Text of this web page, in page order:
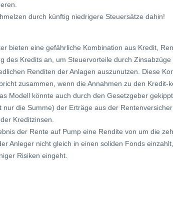
durch künftig niedrigere Steuersätze dahin!
bieten eine gefährliche Kombination aus Kredit,
des Kredits an, um Steuervorteile durch
Renditen der Anlagen auszunutzen. Diese
zusammen, wenn die Annahmen zu den Kredit-
Modell könnte auch durch den Gesetzgeber
nur die Summe) der Erträge aus der
Kreditzinsen.
der Rente auf Pump eine Rendite von um die
Anleger nicht gleich in einen soliden Fonds
Risiken eingeht.